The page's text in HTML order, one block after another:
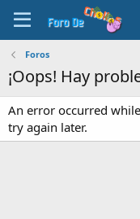
Foros
¡Oops! Hay
An error occurred
try again later.